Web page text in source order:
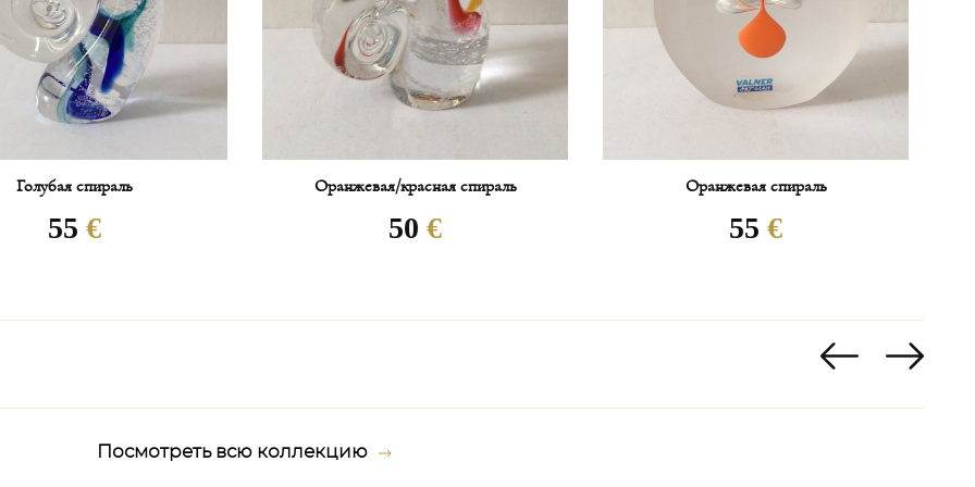
Стоимость доставки высчитывается в каждом конкретном случае
отдельно.
В среднем расчёт составляет 10% от стоимости заказанного товара.
покупатель.
* LLADRO/AIDA/LOBMEYR/AZ-DESIGN/HG ATELIER: максимум 2 месяца на
Голубая спираль
55 €
Оранжевая/красная спираль
50 €
Оранжевая спираль
55 €
Посмотреть всю коллекцию